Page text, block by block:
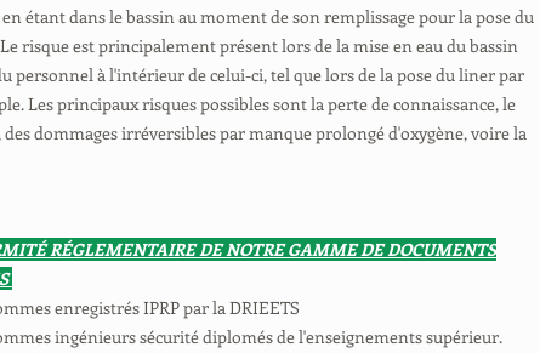
étant dans le bassin au moment de son remplissage pour la pose du
risque est principalement présent lors de la mise en eau du bassin
personnel à l'intérieur de celui-ci, tel que lors de la pose du liner par
Les principaux risques possibles sont la perte de connaissance, le
des dommages irréversibles par manque prolongé d'oxygène, voire la
RÉGLEMENTAIRE DE NOTRE GAMME DE DOCUMENTS
enregistrés IPRP par la DRIEETS
ingénieurs sécurité diplomés de l'enseignements supérieur.